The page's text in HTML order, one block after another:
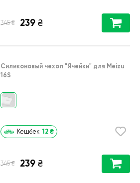
345 ₴ 239 ₴
Силиконовый чехол "Ячейки" для Meizu
16S
Кешбек 12 ₴
345 ₴ 239 ₴